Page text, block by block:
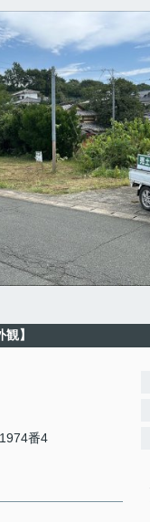
観】
1974番4